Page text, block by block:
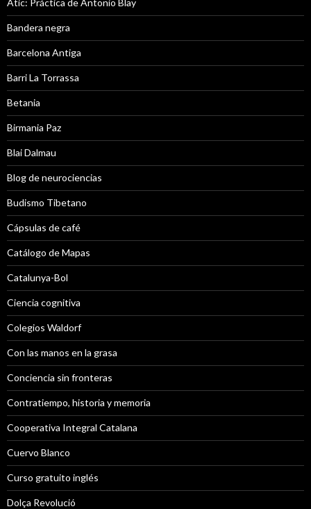
Àtic: Práctica de Antonio Blay
Bandera negra
Barcelona Antiga
Barri La Torrassa
Betania
Birmania Paz
Blai Dalmau
Blog de neurociencias
Budismo Tibetano
Cápsulas de café
Catálogo de Mapas
Catalunya-Bol
Ciencia cognitiva
Colegios Waldorf
Con las manos en la grasa
Conciencia sin fronteras
Contratiempo, historia y memoria
Cooperativa Integral Catalana
Cuervo Blanco
Curso gratuito inglés
Dolça Revolució